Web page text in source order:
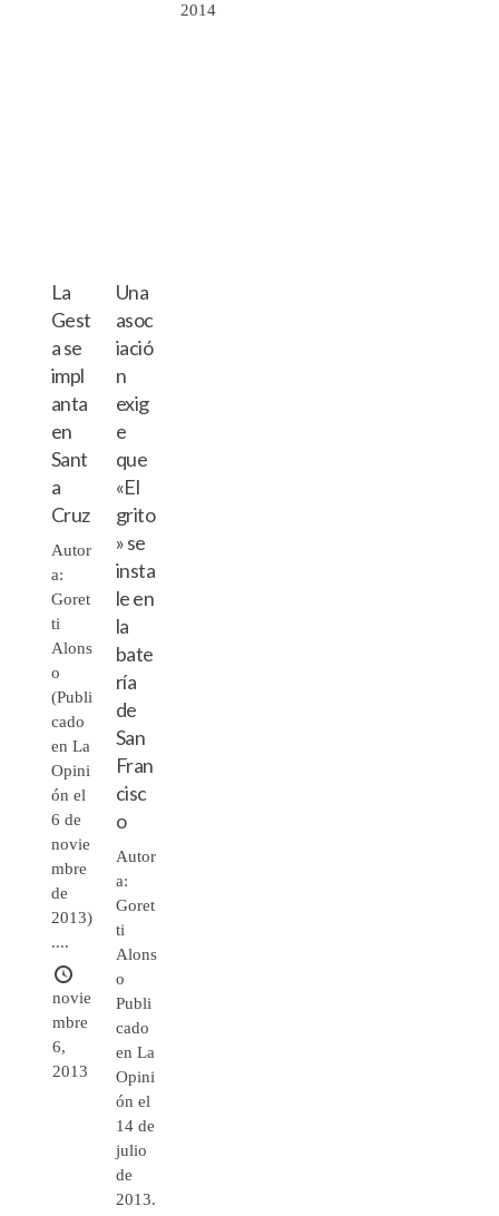
2014
La
Gest
a se
impl
anta
en
Sant
a
Cruz
Autor
a:
Goret
ti
Alons
o
(Publi
cado
en La
Opini
ón el
6 de
novie
mbre
de
2013)
....
novie
mbre
6,
2013
Una
asoc
iació
n
exig
e
que
«El
grito
» se
insta
le en
la
bate
ría
de
San
Fran
cisc
o
Autor
a:
Goret
ti
Alons
o
Publi
cado
en La
Opini
ón el
14 de
julio
de
2013.